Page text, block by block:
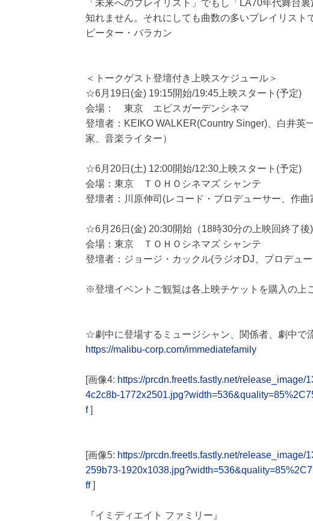
「未来へのプレイリスト」でもし「LA70年代舞台
知れません。それにしても曲数の多いプレイリスト
ピーター・バラカン
＜トークゲスト登壇付き上映スケジュール＞
☆6月19日(金) 19:15開始/19:45上映スタート(予定)
会場： 東京 エビスガーデンシネマ
登壇者：KEIKO WALKER(Country Singer)、白井英
家、音楽ライター）
☆6月20日(土) 12:00開始/12:30上映スタート(予定)
会場：東京 ＴＯＨＯシネマズ シャンテ
登壇者：川原伸司(レコード・プロデューサー、作曲
☆6月26日(金) 20:30開始（18時30分の上映回終了後)
会場：東京 ＴＯＨＯシネマズ シャンテ
登壇者：ジョージ・カックル(ラジオDJ、プロデュ
※登壇イベントご観覧は各上映チケットを購入の上
☆劇中に登場するミュージシャン、関係者、劇中で
https://malibu-corp.com/immediatefamily
[画像4: https://prcdn.freetls.fastly.net/
4c2c8b-
f]
[画像5: https://prcdn.freetls.fastly.net/
259b73-
ff]
『イミディエイト ファミリー』